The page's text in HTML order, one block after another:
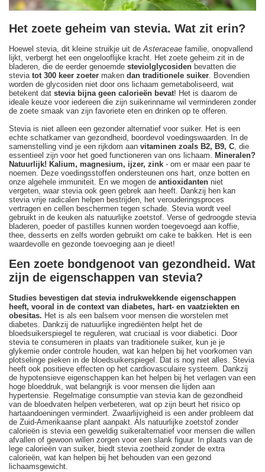
Het zoete geheim van stevia. Wat zit erin?
Hoewel stevia, dit kleine struikje uit deAsteraceae familie, onopvallend
lijkt, verbergt het een ongelooflijke kracht. Het zoete geheim zit in de
bladeren, die de eerder genoemde steviolglycosiden bevatten die
stevia tot 300 keer zoeter maken dan traditionele suiker. Bovendien
worden de glycosiden niet door ons lichaam gemetaboliseerd, wat
betekent dat stevia bijna geen calorieën bevat! Het is daarom de
ideale keuze voor iedereen die zijn suikerinname wil verminderen zonder
de zoete smaak van zijn favoriete eten en drinken op te offeren.
Stevia is niet alleen een gezonder alternatief voor suiker. Het is een
echte schatkamer van gezondheid, boordevol voedingswaarden. In de
samenstelling vind je een rijkdom aan vitaminen zoals B2, B9, C, die
essentieel zijn voor het goed functioneren van ons lichaam. Mineralen?
Natuurlijk! Kalium, magnesium, ijzer, zink - om er maar een paar te
noemen. Deze voedingsstoffen ondersteunen ons hart, onze botten en
onze algehele immuniteit. En we mogen de antioxidanten niet
vergeten, waar stevia ook geen gebrek aan heeft. Dankzij hen kan
stevia vrije radicalen helpen bestrijden, het verouderingsproces
vertragen en cellen beschermen tegen schade. Stevia wordt veel
gebruikt in de keuken als natuurlijke zoetstof. Verse of gedroogde stevia
bladeren, poeder of pastilles kunnen worden toegevoegd aan koffie,
thee, desserts en zelfs worden gebruikt om cake te bakken. Het is een
waardevolle en gezonde toevoeging aan je dieet!
Een zoete bondgenoot van gezondheid. Wat
zijn de eigenschappen van stevia?
Studies bevestigen dat stevia indrukwekkende eigenschappen
heeft, vooral in de context van diabetes, hart- en vaatziekten en
obesitas. Het is als een balsem voor mensen die worstelen met
diabetes. Dankzij de natuurlijke ingrediënten helpt het de
bloedsuikerspiegel te reguleren, wat cruciaal is voor diabetici. Door
stevia te consumeren in plaats van traditionele suiker, kun je je
glykemie onder controle houden, wat kan helpen bij het voorkomen van
plotselinge pieken in de bloedsuikerspiegel. Dat is nog niet alles. Stevia
heeft ook positieve effecten op het cardiovasculaire systeem. Dankzij
de hypotensieve eigenschappen kan het helpen bij het verlagen van een
hoge bloeddruk, wat belangrijk is voor mensen die lijden aan
hypertensie. Regelmatige consumptie van stevia kan de gezondheid
van de bloedvaten helpen verbeteren, wat op zijn beurt het risico op
hartaandoeningen vermindert. Zwaarlijvigheid is een ander probleem dat
de Zuid-Amerikaanse plant aanpakt. Als natuurlijke zoetstof zonder
calorieën is stevia een geweldig suikeralternatief voor mensen die willen
afvallen of gewoon willen zorgen voor een slank figuur. In plaats van de
lege calorieën van suiker, biedt stevia zoetheid zonder de extra
calorieën, wat kan helpen bij het behouden van een gezond
lichaamsgewicht.